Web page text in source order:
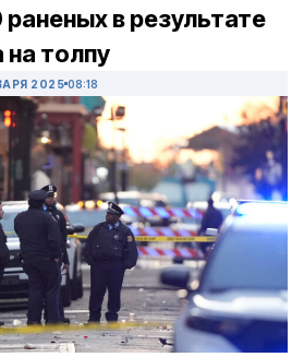
в результате
на толпу
2025 08:18